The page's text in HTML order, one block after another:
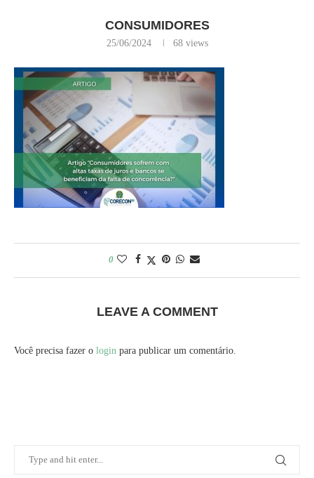
CONSUMIDORES
25/06/2024 68views
0
LEAVE A COMMENT
Você precisa fazer o login para publicar um comentário.